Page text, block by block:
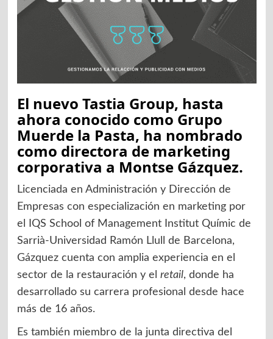
El nuevo Tastia Group, hasta
ahora conocido como Grupo
Muerde la Pasta, ha nombrado
como directora de marketing
corporativa a Montse Gázquez.
Licenciada en Administración y Dirección de
Empresas con especialización en marketing por
el IQS School of Management Institut Químic de
Sarrià-Universidad Ramón Llull de Barcelona,
Gázquez cuenta con amplia experiencia en el
sector de la restauración y el retail, donde ha
desarrollado su carrera profesional desde hace
más de 16 años.
Es también miembro de la junta directiva del